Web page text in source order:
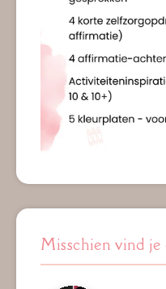
Misschien vind je